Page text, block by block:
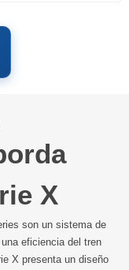
X
son un sistema de
eficiencia del tren
X presenta un diseño